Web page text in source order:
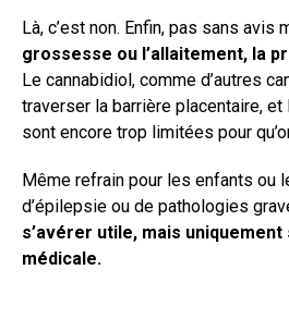
Là, c’est non. Enfin, pas sans avis
grossesse ou l’allaitement, la
Le cannabidiol, comme d’autres
traverser la barrière placentaire,
sont encore trop limitées pour
Même refrain pour les enfants ou
d’épilepsie ou de pathologies
s’avérer utile, mais
médicale.